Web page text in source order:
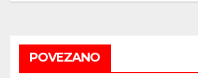
POVEZANO